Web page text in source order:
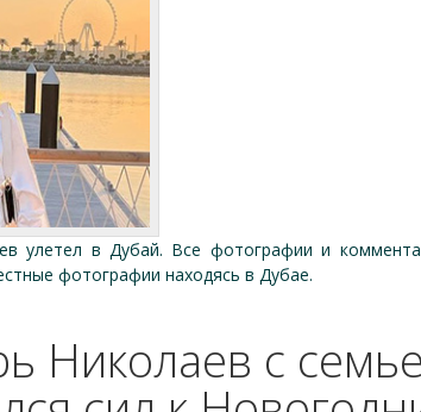
улетел в Дубай. Все фотографии и
фотографии находясь в Дубае.
Николаев с